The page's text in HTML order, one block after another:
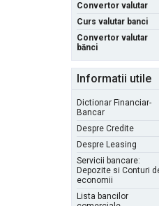
Convertor valutar
Curs valutar banci
Convertor valutar
bănci
Informatii utile
Dictionar Financiar-
Bancar
Despre Credite
Despre Leasing
Servicii bancare:
Depozite si Conturi
economii
Lista bancilor